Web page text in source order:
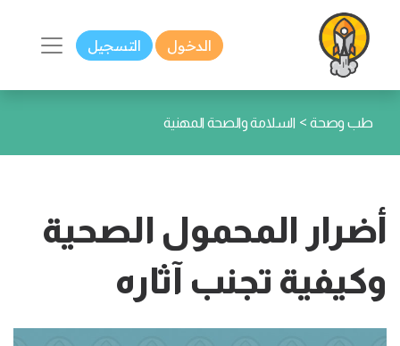
الدخول التسجيل
طب وصحة > السلامة والصحة المهنية
أضرار المحمول الصحية
وكيفية تجنب آثاره